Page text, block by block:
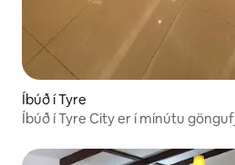
Íbúð í Tyre
Íbúð í Tyre City er í mínútu